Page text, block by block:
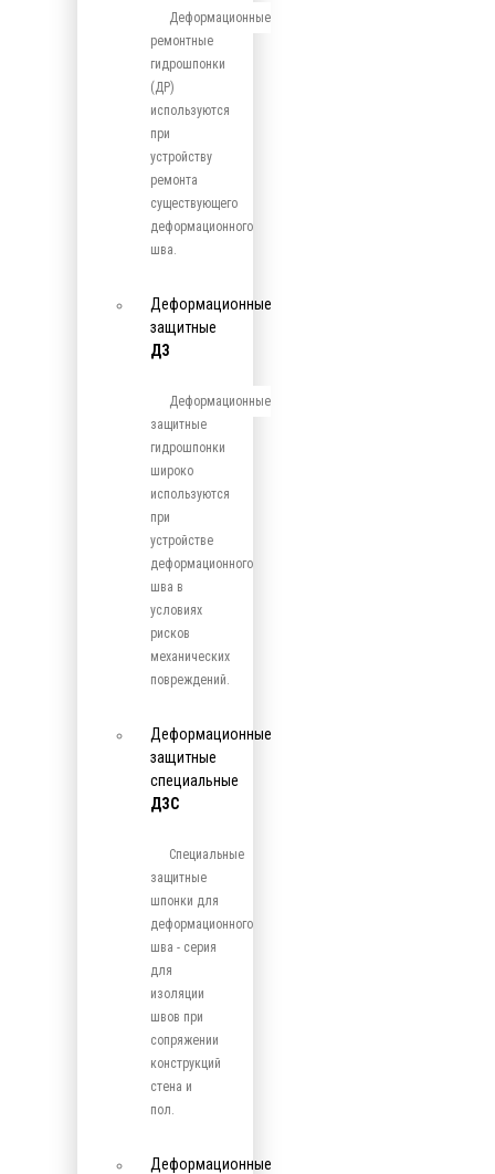
Деформационные
ремонтные
гидрошпонки
(ДР)
используются
при
устройству
ремонта
существующего
деформационного
шва.
Деформационные
защитные
ДЗ
Деформационные
защитные
гидрошпонки
широко
используются
при
устройстве
деформационного
шва в
условиях
рисков
механических
повреждений.
Деформационные
защитные
специальные
ДЗС
Специальные
защитные
шпонки для
деформационного
шва - серия
для
изоляции
швов при
сопряжении
конструкций
стена и
пол.
Деформационные